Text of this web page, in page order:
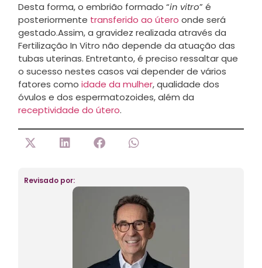
Desta forma, o embrião formado “in vitro” é
posteriormente transferido ao útero onde será
gestado.Assim, a gravidez realizada através da
Fertilização In Vitro não depende da atuação das
tubas uterinas. Entretanto, é preciso ressaltar que
o sucesso nestes casos vai depender de vários
fatores como idade da mulher, qualidade dos
óvulos e dos espermatozoides, além da
receptividade do útero.
Revisado por: